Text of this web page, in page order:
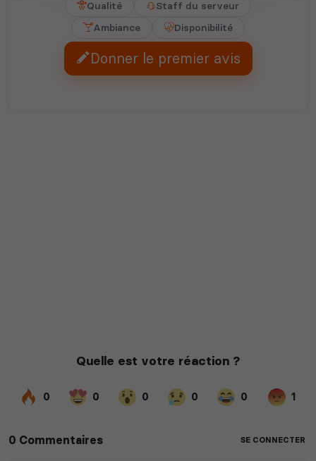
Qualité
Staff du serveur
Ambiance
Disponibilité
Donner le premier avis